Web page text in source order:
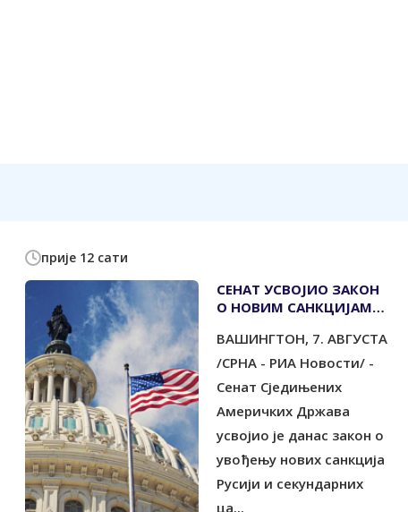
прије 12 сати
СЕНАТ УСВОЈИО ЗАКОН
О НОВИМ САНКЦИЈАМА
ВАШИНГТОН, 7. АВГУСТА
/СРНА - РИА Новости/ -
Сенат Сједињених
Америчких Држава
усвојио је данас закон о
увођењу нових санкција
Русији и секундарних
ца...